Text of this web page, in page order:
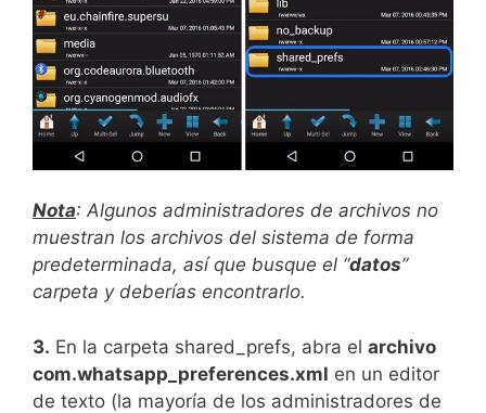
Nota: Algunos administradores de archivos no
muestran los archivos del sistema de forma
predeterminada, así que busque el “datos”
carpeta y deberías encontrarlo.
3. En la carpeta shared_prefs, abra el archivo
com.whatsapp_preferences.xml en un editor
de texto (la mayoría de los administradores de